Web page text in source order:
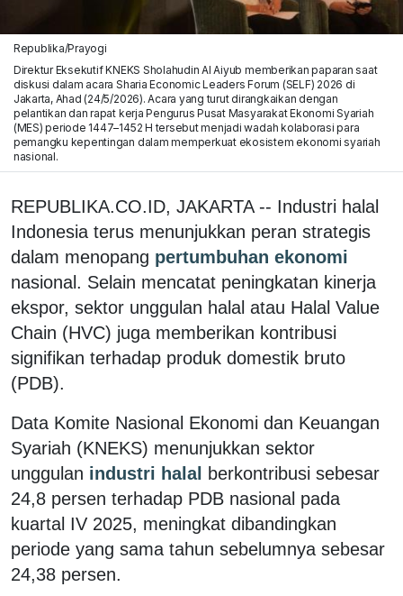
Republika/Prayogi
Direktur Eksekutif KNEKS Sholahudin Al Aiyub memberikan paparan saat
diskusi dalam acara Sharia Economic Leaders Forum (SELF) 2026 di
Jakarta, Ahad (24/5/2026). Acara yang turut dirangkaikan dengan
pelantikan dan rapat kerja Pengurus Pusat Masyarakat Ekonomi Syariah
(MES) periode 1447–1452 H tersebut menjadi wadah kolaborasi para
pemangku kepentingan dalam memperkuat ekosistem ekonomi syariah
nasional.
REPUBLIKA.CO.ID, JAKARTA -- Industri halal
Indonesia terus menunjukkan peran strategis
dalam menopang pertumbuhan ekonomi
nasional. Selain mencatat peningkatan kinerja
ekspor, sektor unggulan halal atau Halal Value
Chain (HVC) juga memberikan kontribusi
signifikan terhadap produk domestik bruto
(PDB).
Data Komite Nasional Ekonomi dan Keuangan
Syariah (KNEKS) menunjukkan sektor
unggulan industri halal
berkontribusi sebesar
24,8 persen terhadap PDB nasional pada
kuartal IV 2025, meningkat dibandingkan
periode yang sama tahun sebelumnya sebesar
24,38 persen.